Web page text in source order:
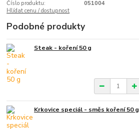
Číslo produktu:
051004
Hlídat cenu / dostupnost
Podobné produkty
Steak - koření 50 g
Krkovice speciál - směs koření 50 g